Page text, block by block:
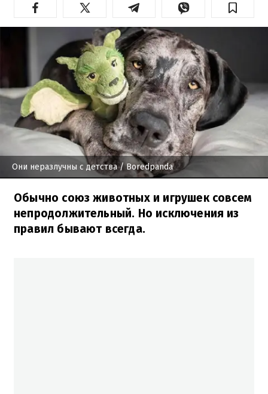
Они неразлучны с детства/ Boredpanda
Обычно союз животных и игрушек совсем
непродолжительный. Но исключения из
правил бывают всегда.